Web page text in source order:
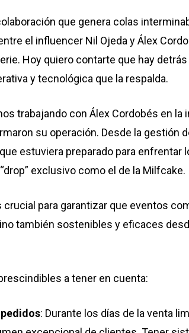
que genera colas
el influencer Nil Ojeda yÁlex
Hoy quiero contarte que hay
y tecnológica que la respalda.
trabajando con Álex Cordobés en
su operación. Desde la gestión
estuviera preparado para enfrentar
drop” exclusivo como el de la Milfcake.
para garantizar que eventos
también sostenibles y eficaces
a tener en cuenta:
: Durante los días de la venta